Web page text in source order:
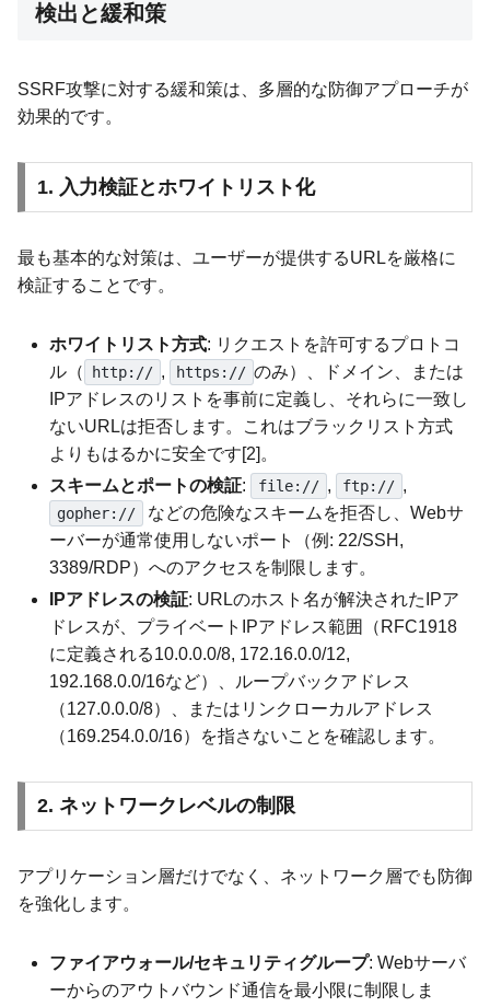
検出と緩和策
SSRF攻撃に対する緩和策は、多層的な防御アプローチが
効果的です。
1. 入力検証とホワイトリスト化
最も基本的な対策は、ユーザーが提供するURLを厳格に
検証することです。
ホワイトリスト方式: リクエストを許可するプロトコ
ル（
http:// , https:// のみ）、ドメイン、または
IPアドレスのリストを事前に定義し、それらに一致し
ないURLは拒否します。これはブラックリスト方式
よりもはるかに安全です[2]。
スキームとポートの検証: file:// , ftp:// ,
gopher://
などの危険なスキームを拒否し、Webサ
ーバーが通常使用しないポート（例: 22/SSH,
3389/RDP）へのアクセスを制限します。
IPアドレスの検証: URLのホスト名が解決されたIPア
ドレスが、プライベートIPアドレス範囲（RFC1918
に定義される10.0.0.0/8, 172.16.0.0/12,
192.168.0.0/16など）、ループバックアドレス
（127.0.0.0/8）、またはリンクローカルアドレス
（169.254.0.0/16）を指さないことを確認します。
2. ネットワークレベルの制限
アプリケーション層だけでなく、ネットワーク層でも防御
を強化します。
ファイアウォール/セキュリティグループ: Webサーバ
ーからのアウトバウンド通信を最小限に制限しま